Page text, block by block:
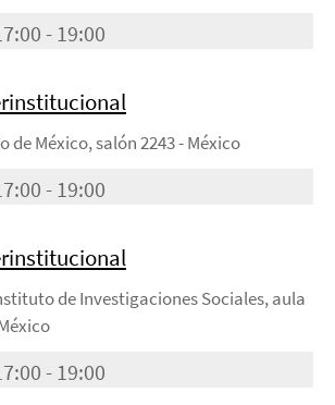
- 19:00
de México, salón 2243 - México
- 19:00
de Investigaciones Sociales, aula
- 19:00